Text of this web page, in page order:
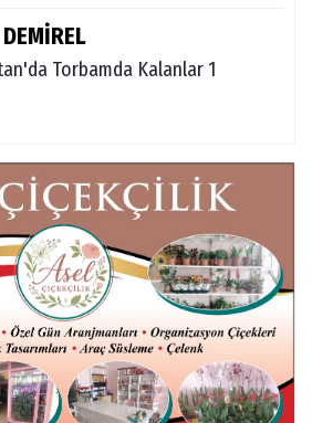
Torbamda Kalanlar 1
Günlüğü
46: Konuk =Prof.Dr.Hakan
TUNÇAY